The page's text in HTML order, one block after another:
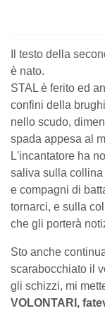
Il testo della
ANCORA
STAL è ferito ed
della brughiera.
scudo,
spada appesa al
L'incantatore ha
saliva sulla collina
compagni di
tornarci, e sulla
che gli porterà
Sto anche
scarabocchiato il
gli schizzi, mi
VOLONTARI,